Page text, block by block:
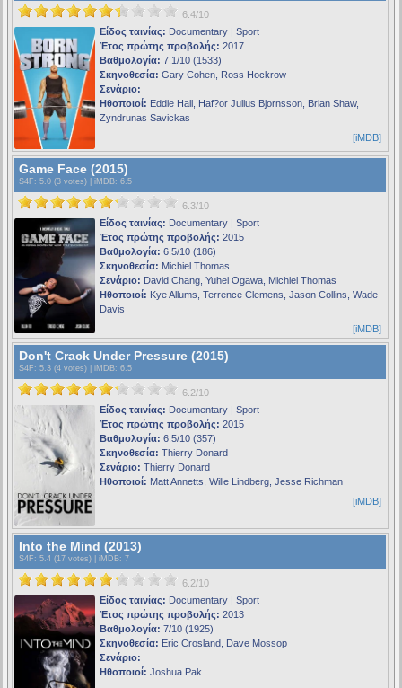
6.4/10
Είδος ταινίας: Documentary | Sport
Έτος πρώτης προβολής: 2017
Βαθμολογία: 7.1/10 (1533)
Σκηνοθεσία: Gary Cohen, Ross Hockrow
Σενάριο:
Ηθοποιοί: Eddie Hall, Haf?or Julius Bjornsson, Brian Shaw,
Zyndrunas Savickas
[iMDB]
Game Face (2015)
S4F : 5.0 (3 votes) | iMDB: 6.5
6.3/10
Είδος ταινίας: Documentary | Sport
Έτος πρώτης προβολής: 2015
Βαθμολογία: 6.5/10 (186)
Σκηνοθεσία: Michiel Thomas
Σενάριο: David Chang, Yuhei Ogawa, Michiel Thomas
Ηθοποιοί: Kye Allums, Terrence Clemens, Jason Collins, Wade
Davis
[iMDB]
Don't Crack Under Pressure (2015)
S4F : 5.3 (4 votes) | iMDB: 6.5
6.2/10
Είδος ταινίας: Documentary | Sport
Έτος πρώτης προβολής: 2015
Βαθμολογία: 6.5/10 (357)
Σκηνοθεσία: Thierry Donard
Σενάριο: Thierry Donard
Ηθοποιοί: Matt Annetts, Wille Lindberg, Jesse Richman
[iMDB]
Into the Mind (2013)
S4F : 5.4 (17 votes) | iMDB: 7
6.2/10
Είδος ταινίας: Documentary | Sport
Έτος πρώτης προβολής: 2013
Βαθμολογία: 7/10 (1925)
Σκηνοθεσία: Eric Crosland, Dave Mossop
Σενάριο:
Ηθοποιοί: Joshua Pak